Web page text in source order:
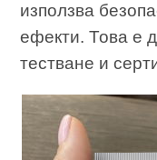
използва
ефекти. Това е
тестване и